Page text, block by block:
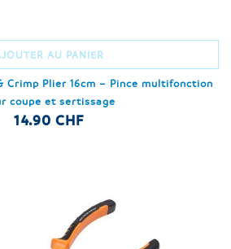
AU PANIER
Crimp Plier 16cm – Pince multifonction
coupe et sertissage
14.90 CHF